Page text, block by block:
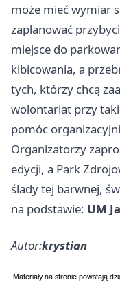
może mieć wymiar
zaplanować
miejsce do
kibicowania, a
tych, którzy chcą
wolontariat przy
pomóc
Organizatorzy
edycji, a Park
ślady tej barwnej,
na podstawie: UM
Autor:krystian